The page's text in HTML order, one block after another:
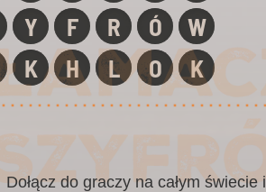
Y F R Ó
W
K H L O K
Dołącz do graczy na całym świecie i